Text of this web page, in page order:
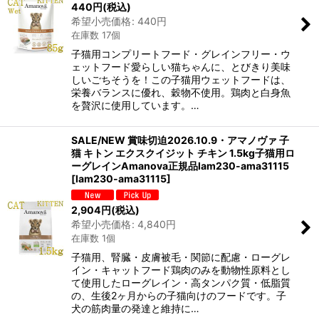
440円(税込)
希望小売価格: 440円
在庫数 17個
子猫用コンプリートフード・グレインフリー・ウ
ェットフード愛らしい猫ちゃんに、とびきり美味
しいごちそうを！この子猫用ウェットフードは、
栄養バランスに優れ、穀物不使用。鶏肉と白身魚
を贅沢に使用しています。…
SALE/NEW 賞味切迫2026.10.9・アマノヴァ 子
猫 キトン エクスクイジット チキン 1.5kg子猫用ロ
ーグレインAmanova正規品lam230-ama31115
[lam230-ama31115]
2,904円(税込)
希望小売価格: 4,840円
在庫数 1個
子猫用、腎臓・皮膚被毛・関節に配慮・ローグレ
イン・キャットフード鶏肉のみを動物性原料とし
て使用したローグレイン・高タンパク質・低脂質
の、生後2ヶ月からの子猫向けのフードです。子
犬の筋肉量の発達と維持に…